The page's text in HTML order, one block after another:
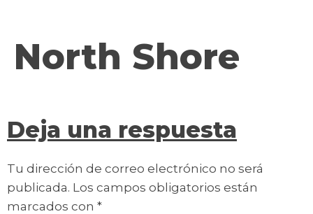
North Shore
Deja una respuesta
Tu dirección de correo electrónico no será
publicada. Los campos obligatorios están
marcados con *